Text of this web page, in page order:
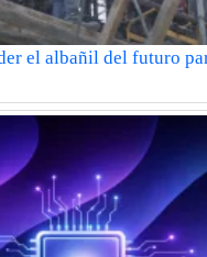
el albañil del futuro